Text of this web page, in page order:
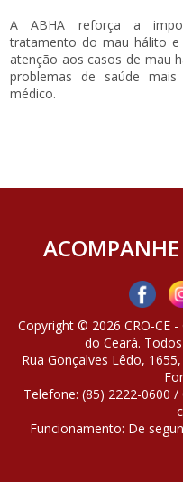
A ABHA reforça a
tratamento do mau hálito e
atenção aos casos de mau
problemas de saúde
médico.
ACOMPANHE
Copyright © 2026 CRO-CE
do Ceará.
Rua Gonçalves Lêdo, 1655,
Telefone: (85) 2222-0600
Funcionamento: De